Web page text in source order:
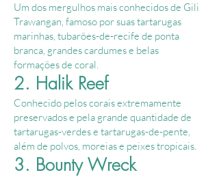
Um dos mergulhos mais conhecidos de Gili
Trawangan, famoso por suas tartarugas
marinhas, tubarões-de-recife de ponta
branca, grandes cardumes e belas
formações de coral.
2. Halik Reef
Conhecido pelos corais extremamente
preservados e pela grande quantidade de
tartarugas-verdes e tartarugas-de-pente,
além de polvos, moreias e peixes tropicais.
3. Bounty Wreck